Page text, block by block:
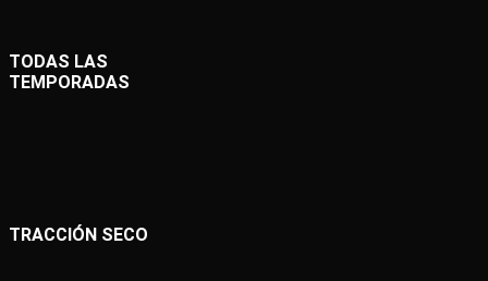
TODAS LAS
TEMPORADAS
TRACCIÓN SECO